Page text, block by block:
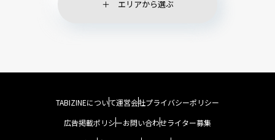
エリアから選ぶ
TABIZINEについて運営会社プライバシーポリシー
広告掲載ポリシーお問い合わせライター募集